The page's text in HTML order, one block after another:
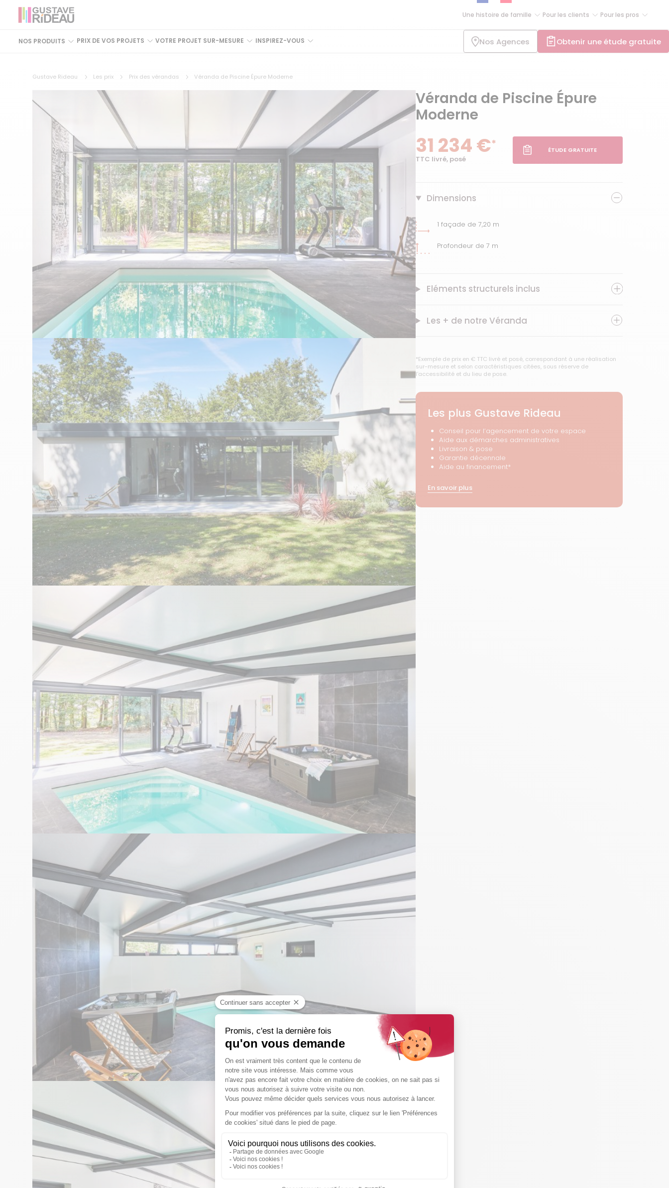
Une histoire de famille Pour les clients Pour les pros
NOS PRODUITS PRIX DE VOS PROJETS VOTRE PROJET SUR-MESURE INSPIREZ-VOUS Nos Agences Obtenir une étude gratuite
Gustave Rideau Les prix Prix des vérandas Véranda de Piscine Épure Moderne
Véranda de Piscine Épure
Moderne
31 234 €*
TTC livré, posé
ÉTUDE GRATUITE
Dimensions
1 façade de 7,20 m
Profondeur de 7 m
Eléments structurels inclus
Les + de notreVéranda
*Exemple de prix en € TTC livré et posé, correspondant à une réalisation
sur-mesure et selon caractéristiques citées, sous réserve de
l’accessibilité et du lieu de pose.
Les plus Gustave Rideau
Conseil pour l’agencement de votre espace
Aide aux démarches administratives
Livraison & pose
Garantie décennale
Aide au financement*
En savoir plus